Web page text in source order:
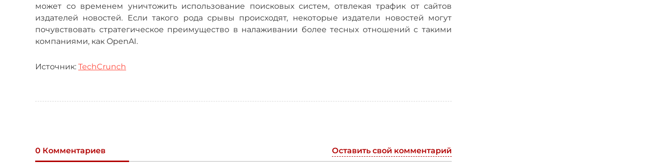
может со временем уничтожить использование поисковых систем, отвлекая трафик от сайтов
издателей новостей. Если такого рода срывы происходят, некоторые издатели новостей могут
почувствовать стратегическое преимущество в налаживании более тесных отношений с такими
компаниями, как OpenAI.
Источник: TechCrunch
0 Комментариев Оставить свой комментарий